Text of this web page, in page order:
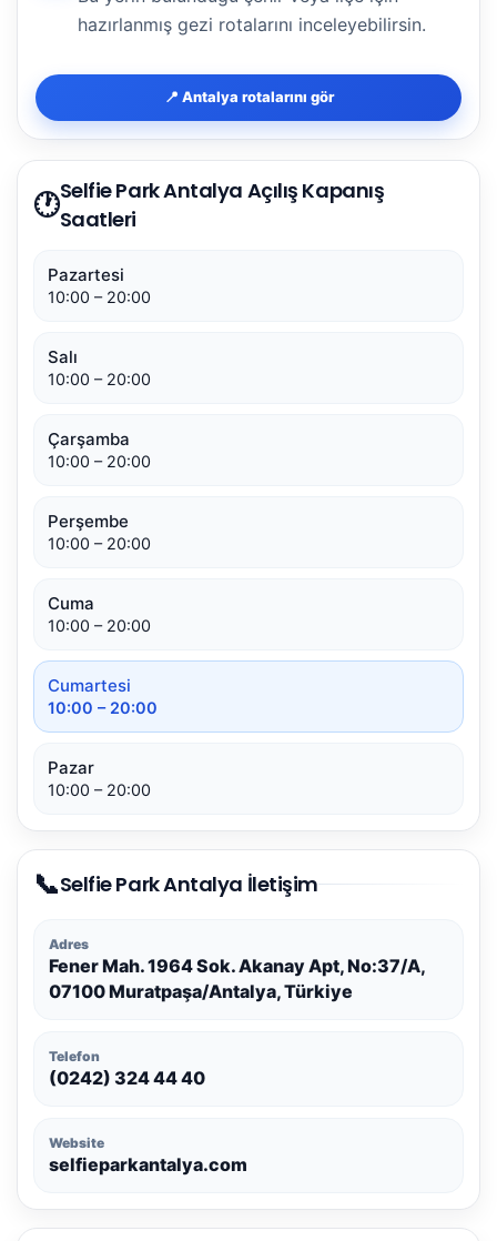
hazırlanmış gezi rotalarını inceleyebilirsin.
📍 Antalya rotalarını gör
🕐Selfie Park Antalya Açılış Kapanış
Saatleri
Pazartesi
10:00 – 20:00
Salı
10:00 – 20:00
Çarşamba
10:00 – 20:00
Perşembe
10:00 – 20:00
Cuma
10:00 – 20:00
Cumartesi
10:00 – 20:00
Pazar
10:00 – 20:00
📞Selfie Park Antalya İletişim
Adres
Fener Mah. 1964 Sok. Akanay Apt, No:37/A,
07100 Muratpaşa/Antalya, Türkiye
Telefon
(0242) 324 44 40
Website
selfieparkantalya.com